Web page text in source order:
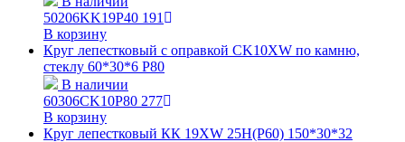
50206KK19P40 191
В корзину
Круг лепестковый с оправкой CK10XW по камню,
стеклу 60*30*6 Р80
В наличии
60306СK10P80 277
В корзину
Круг лепестковый КК 19ХW 25Н(P60) 150*30*32